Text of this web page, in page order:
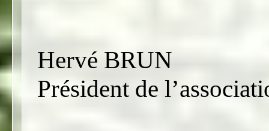
Hervé BRUN
Président de